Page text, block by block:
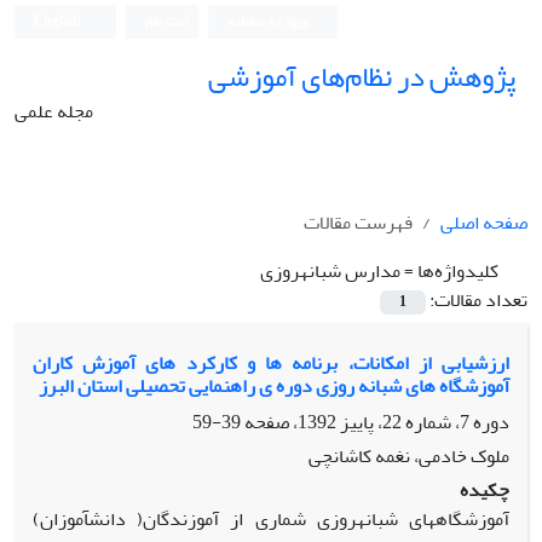
پژوهش در نظام‌های آموزشی
مجله علمی
صفحه اصلی
فهرست مقالات
کلیدواژه‌ها =مدارس شبانهروزی
تعداد مقالات:
1
ارزشیابی از امکانات، برنامه ها و کارکرد های آموزش کاران
آموزشگاه های شبانه روزی دوره ی راهنمایی تحصیلی استان البرز
دوره 7، شماره 22، پاییز 1392، صفحه
39-59
ملوک خادمی، نغمه کاشانچی
چکیده
آموزشگاههای شبانهروزی شماری از آموزندگان( دانشآموزان)